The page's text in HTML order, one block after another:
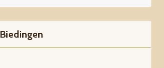
Biedingen